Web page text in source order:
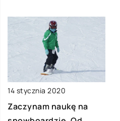
14 stycznia 2020
Zaczynam naukę na